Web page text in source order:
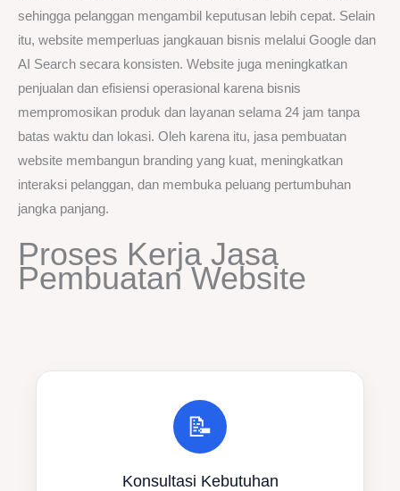
sehingga pelanggan mengambil keputusan lebih cepat. Selain
itu, website memperluas jangkauan bisnis melalui Google dan
AI Search secara konsisten. Website juga meningkatkan
penjualan dan efisiensi operasional karena bisnis
mempromosikan produk dan layanan selama 24 jam tanpa
batas waktu dan lokasi. Oleh karena itu, jasa pembuatan
website membangun branding yang kuat, meningkatkan
interaksi pelanggan, dan membuka peluang pertumbuhan
jangka panjang.
Proses Kerja Jasa
Pembuatan Website
📝
Konsultasi Kebutuhan